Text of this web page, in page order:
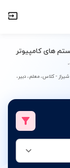
های کامپیوتر
- کلاس، معلم، دبیر،